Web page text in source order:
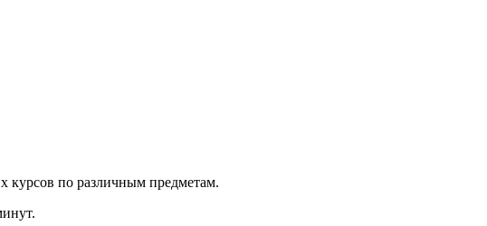
по различным предметам.